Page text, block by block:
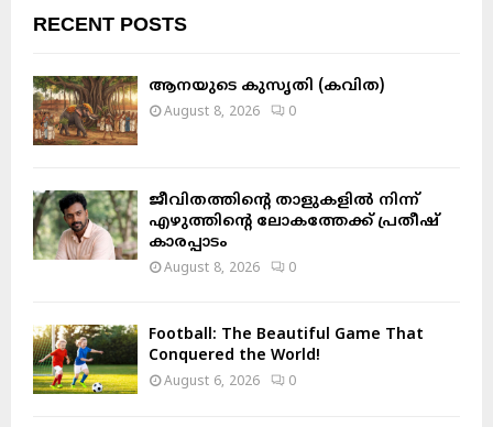
h
o
r
:
RECENT POSTS
ആനയുടെ കുസൃതി (കവിത)
August 8, 2026 0
ജീവിതത്തിന്റെ താളുകളിൽ നിന്ന്
എഴുത്തിന്റെ ലോകത്തേക്ക് പ്രതീഷ്
കാരപ്പാടം
August 8, 2026 0
Football: The Beautiful Game That
Conquered the World!
August 6, 2026 0